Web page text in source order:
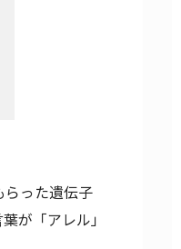
った遺伝子
が「アレル」